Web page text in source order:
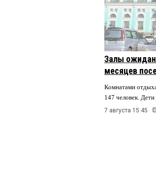
Залы
месяцев
Комнатами
147 человек. Дети
7 августа 15:45